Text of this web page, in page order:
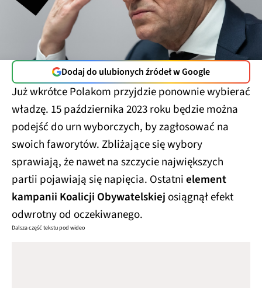
Dodaj do ulubionych źródeł w Google
Już wkrótce Polakom przyjdzie ponownie wybierać
władzę. 15 października 2023 roku będzie można
podejść do urn wyborczych, by zagłosować na
swoich faworytów. Zbliżające się wybory
sprawiają, że nawet na szczycie największych
partii pojawiają się napięcia. Ostatnielement
kampanii Koalicji Obywatelskiejosiągnął efekt
odwrotny od oczekiwanego.
Dalsza część tekstu pod wideo